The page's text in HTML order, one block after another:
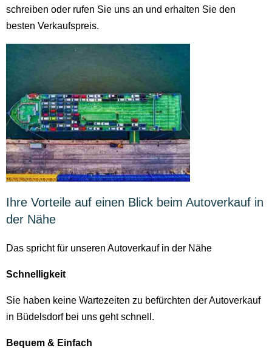
schreiben oder rufen Sie uns an und erhalten Sie den
besten Verkaufspreis.
Ihre Vorteile auf einen Blick beim Autoverkauf in
der Nähe
Das spricht für unseren Autoverkauf in der Nähe
Schnelligkeit
Sie haben keine Wartezeiten zu befürchten der Autoverkauf
in Büdelsdorf bei uns geht schnell.
Bequem & Einfach